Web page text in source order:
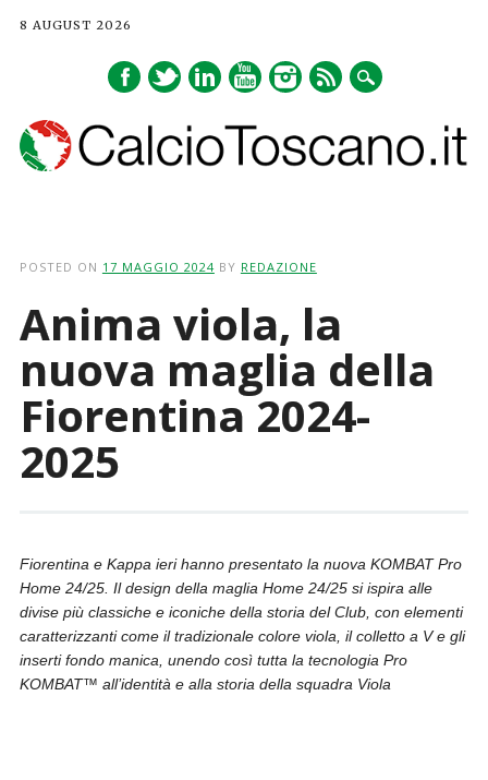
8 AUGUST 2026
POSTED ON 17 MAGGIO 2024 BY REDAZIONE
Anima viola, la
nuova maglia della
Fiorentina 2024-
2025
Fiorentina e Kappa ieri hanno presentato la nuova KOMBAT Pro
Home 24/25. Il design della maglia Home 24/25 si ispira alle
divise più classiche e iconiche della storia del Club, con elementi
caratterizzanti come il tradizionale colore viola, il colletto a V e gli
inserti fondo manica, unendo così tutta la tecnologia Pro
KOMBAT™ all’identità e alla storia della squadra Viola